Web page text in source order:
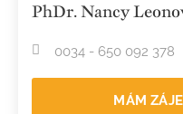
PhDr. Nancy
0034 - 650 092 378
MÁM